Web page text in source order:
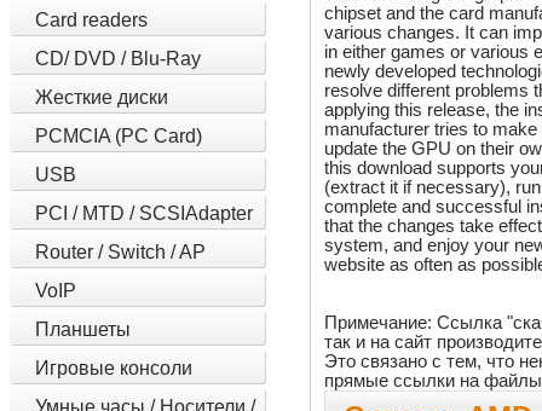
Card readers
CD/ DVD / Blu-Ray
Жесткие диски
PCMCIA (PC Card)
USB
PCI / MTD / SCSIAdapter
Router / Switch / AP
VoIP
Планшеты
Игровые консоли
Умные часы / Носители /
chipset and the card
various changes. It can
in either games or various
newly developed
resolve different problems
applying this release, the
manufacturer tries to
update the GPU on their
this download supports
(extract it if necessary),
complete and successful
that the changes take
system, and enjoy your
website as often as
Примечание: Ссылка
так и на сайт
Это связано с тем, что
прямые ссылки на